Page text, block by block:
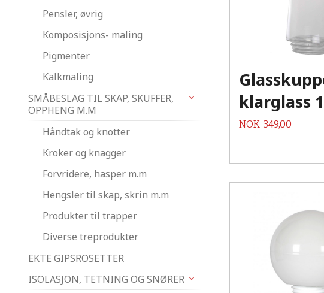
Pensler, øvrig
Komposisjons- maling
Pigmenter
Kalkmaling
SMÅBESLAG TIL SKAP, SKUFFER,
OPPHENG M.M
Håndtak og knotter
Kroker og knagger
Forvridere, hasper m.m
Hengsler til skap, skrin m.m
Produkter til trapper
Diverse treprodukter
EKTE GIPSROSETTER
ISOLASJON, TETNING OG SNØRER
klarglass
Pris
NOK 349,00
Les